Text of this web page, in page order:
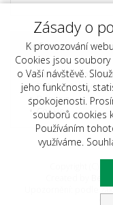
Informace
Obchodní
Reklamační řád
Doprava
Cookies
Copyright (C)
Upozornění: podle
Zásady o
K provozování webu
Cookies jsou
o Vaší návštěvě.
jeho funkčnosti,
spokojenosti.
souborů cookies
Používáním
využíváme.